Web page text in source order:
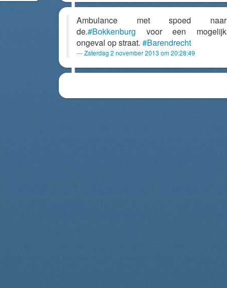
Ambulance met spoed naar
de.#Bokkenburg voor een mogelijk
ongeval op straat. #Barendrecht
Zaterdag 2 november 2013 om 20:28:49